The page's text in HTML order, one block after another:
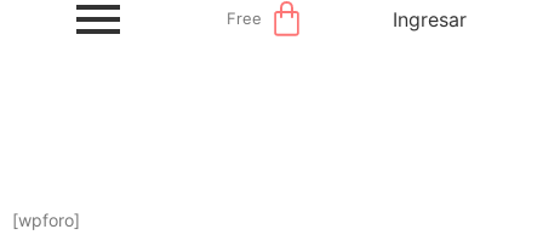
Free Ingresar
[wpforo]